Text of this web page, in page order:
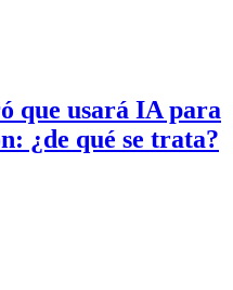
que usará IA para
¿de qué se trata?